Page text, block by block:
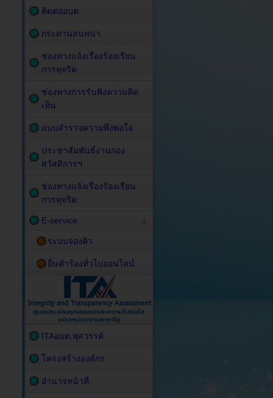
ติดต่ออบต.
กระดานสนทนา
ช่องทางแจ้งเรื่องร้องเรียน
การทุจริต
ช่องทางการรับฟังความคิด
เห็น
แบบสำรวจความพึงพอใจ
ประชาสัมพันธ์งานกอง
สวัสดิการฯ
ช่องทางแจ้งเรื่องร้องเรียน
การทุจริต
E-service
ระบบจองคิว
ยื่นคำร้องทั่วไปออนไลน์
ITAอบต.พุสวรรค์
โครงสร้างองค์กร
อำนาจหน้าที่